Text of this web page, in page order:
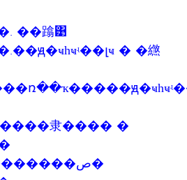
��蹹͹
� �繺
⾪���� �
������Ԫ��������ص�